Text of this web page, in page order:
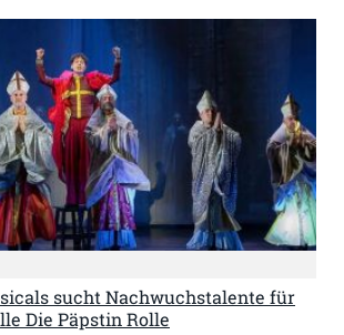
sucht Nachwuchstalente für
Die Päpstin Rolle